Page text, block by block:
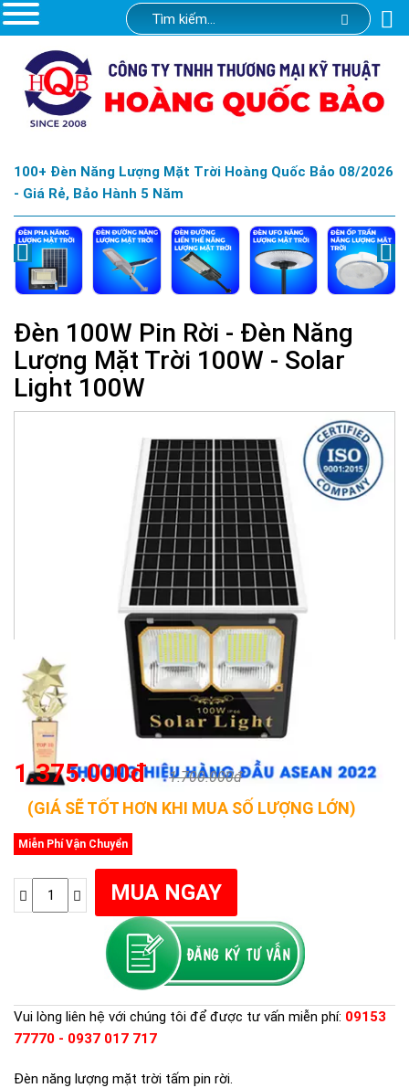
100+ Đèn Năng Lượng Mặt Trời Hoàng Quốc Bảo 08/2026
- Giá Rẻ, Bảo Hành 5 Năm
Đèn 100W Pin Rời - Đèn Năng
Lượng Mặt Trời 100W - Solar
Light 100W
1.375.000đ 1.700.000đ
(GIÁ SẼ TỐT HƠN KHI MUA SỐ LƯỢNG LỚN)
Miễn Phí Vận Chuyển
Vui lòng liên hệ với chúng tôi để được tư vấn miễn phí: 09153
77770 - 0937 017 717
Đèn năng lượng mặt trời tấm pin rời.